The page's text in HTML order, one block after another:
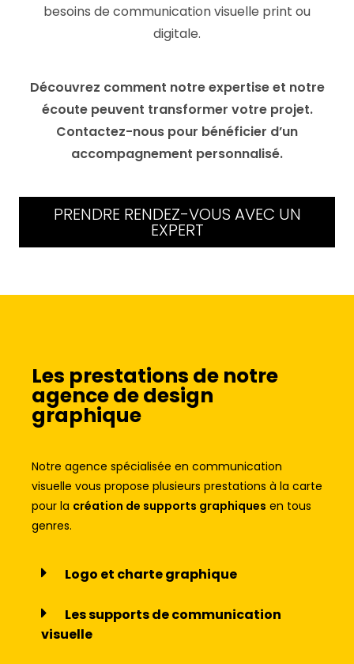
besoins de communication visuelle print ou
digitale.
Découvrez comment notre expertise et notre
écoute peuvent transformer votre projet.
Contactez-nous pour bénéficier d’un
accompagnement personnalisé.
PRENDRE RENDEZ-VOUS AVEC UN
EXPERT
Les prestations de notre
agence de design
graphique
Notre agence spécialisée en communication
visuelle vous propose plusieurs prestations à la carte
pour la création de supports graphiques en tous
genres.
Logo et charte graphique
Les supports de communication
visuelle